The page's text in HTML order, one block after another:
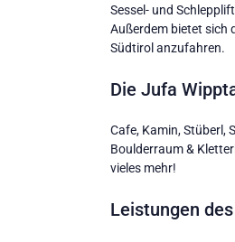
Sessel- und
Außerdem bietet sich
Südtirol anzufahren.
Die Jufa
Cafe, Kamin, Stüberl,
Boulderraum &
vieles mehr!
Leistungen des